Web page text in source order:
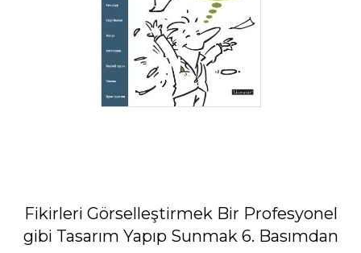
Fikirleri Görselleştirmek Bir Profesyonel
gibi Tasarım Yapıp Sunmak 6. Basımdan